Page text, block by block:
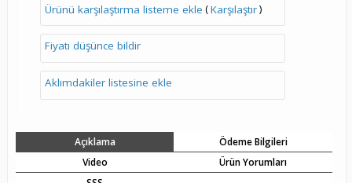
Ürünü karşılaştırma listeme ekle (Karşılaştır)
Fiyatı düşünce bildir
Aklımdakiler listesine ekle
Açıklama
Ödeme Bilgileri
Video
Ürün Yorumları